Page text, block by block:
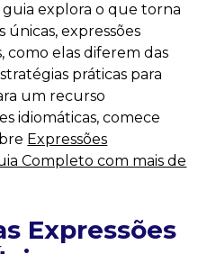
guia explora o que torna
únicas, expressões
como elas diferem das
práticas para
um recurso
idiomáticas, comece
Expressões
Completo com mais de
Expressões